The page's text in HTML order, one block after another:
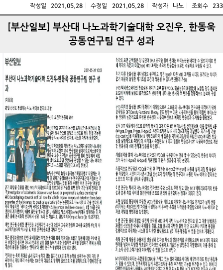
작성일 2021.05.28 수정일 2021.05.28 작성자 나노 조회수 233
[부산일보] 부산대 나노과학기술대학 오진우, 한동욱
공동연구팀 연구 성과